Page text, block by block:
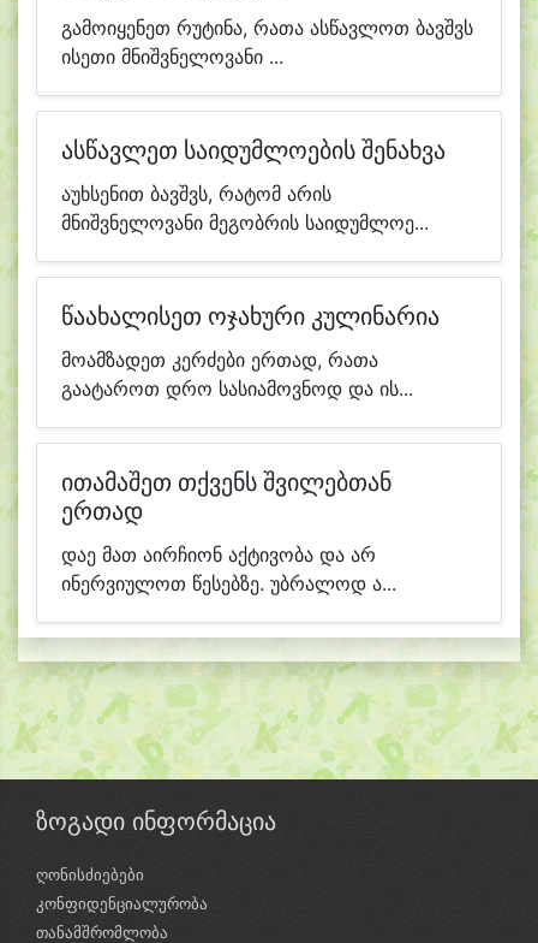
გამოიყენეთ რუტინა, რათა ასწავლოთ ბავშვს
ისეთი მნიშვნელოვანი ...
ასწავლეთ საიდუმლოების შენახვა
აუხსენით ბავშვს, რატომ არის
მნიშვნელოვანი მეგობრის საიდუმლოე...
წაახალისეთ ოჯახური კულინარია
მოამზადეთ კერძები ერთად, რათა
გაატაროთ დრო სასიამოვნოდ და ის...
ითამაშეთ თქვენს შვილებთან
ერთად
დაე მათ აირჩიონ აქტივობა და არ
ინერვიულოთ წესებზე. უბრალოდ ა...
ზოგადი ინფორმაცია
ღონისძიებები
კონფიდენციალურობა
თანამშრომლობა